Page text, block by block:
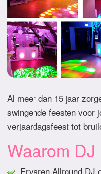
Al meer dan 15 jaar
swingende feesten voor
verjaardagsfeest tot
Waarom
Ervaren Allround DJ